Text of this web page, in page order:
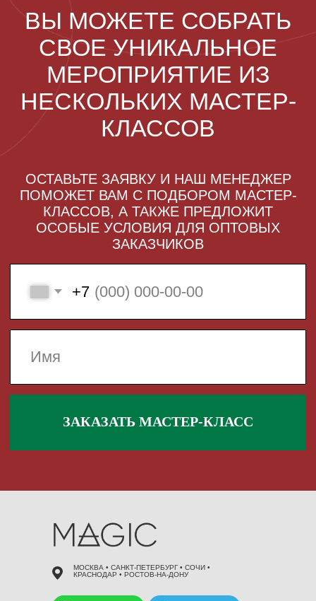
МОСКВА • САНКТ-ПЕТЕРБУРГ • СОЧИ •
КРАСНОДАР • РОСТОВ-НА-ДОНУ
495 868 00 36